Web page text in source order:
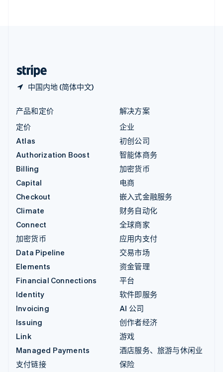
中国内地 (简体中文)
产品和定价
定价
Atlas
Authorization Boost
Billing
Capital
Checkout
Climate
Connect
加密货币
Data Pipeline
Elements
Financial Connections
Identity
Invoicing
Issuing
Link
Managed Payments
支付链接
解决方案
企业
初创公司
智能体商务
加密货币
电商
嵌入式金融服务
财务自动化
全球商家
应用内支付
交易市场
资金管理
平台
软件即服务
AI 公司
创作者经济
游戏
酒店服务、旅游与休闲业
保险